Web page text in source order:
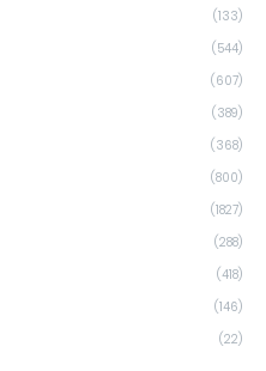
(133)
(544)
(607)
(389)
(368)
(800)
(1827)
(288)
(418)
(146)
(22)